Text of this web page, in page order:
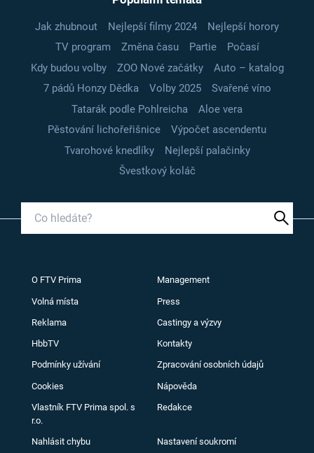
Jak zhubnout Nejlepší filmy 2024
Nejlepší horory
TV program
Změna času Partie
Počasí
Kdy budou volby
ZOO Nové začátky
Auto – katalog
7 pádů Honzy Dědka
Volby 2025
Svařené víno
Tatarák podle Pohlreicha
Aloe vera
Pěstování lichořeřišnice
Výpočet ascendentu
Tvarohové knedlíky
Nejlepší palačinky
Švestkový koláč
O FTV Prima Management
Volná místa Press
Reklama Castingy a výzvy
HbbTV Kontakty
Podmínky užívání Zpracování osobních údajů
Cookies Nápověda
Vlastník FTV Prima spol. s
r.o.
Redakce
Nahlásit chybu Nastavení soukromí